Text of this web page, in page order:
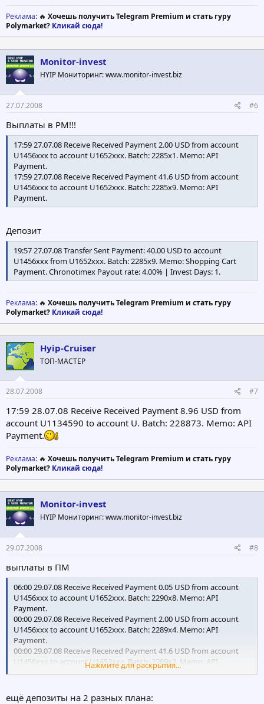
Реклама: 🔥 Хочешь получить Telegram Premium и стать гуру
Polymarket? Кликай сюда!
Monitor-invest
HYIP Мониторинг: www.monitor-invest.biz
27.07.2008 #6
Выплаты в PM!!!
17:59 27.07.08 Receive Received Payment 2.00 USD from account
U1456xxx to account U1652xxx. Batch: 2285x1. Memo: API
Payment.
17:59 27.07.08 Receive Received Payment 41.6 USD from account
U1456xxx to account U1652xxx. Batch: 2285x9. Memo: API
Payment.
Депозит
19:57 27.07.08 Transfer Sent Payment: 40.00 USD to account
U1456xxx from U1652xxx. Batch: 2285x9. Memo: Shopping Cart
Payment. Chronotimex Payout rate: 4.00% | Invest Days: 1.
Реклама: 🔥 Хочешь получить Telegram Premium и стать гуру
Polymarket? Кликай сюда!
Hyip-Cruiser
ТОП-МАСТЕР
28.07.2008 #7
17:59 28.07.08 Receive Received Payment 8.96 USD from
account U1134590 to account U. Batch: 228873. Memo: API
Payment.
Реклама: 🔥 Хочешь получить Telegram Premium и стать гуру
Polymarket? Кликай сюда!
Monitor-invest
HYIP Мониторинг: www.monitor-invest.biz
29.07.2008 #8
выплаты в ПМ
06:00 29.07.08 Receive Received Payment 0.05 USD from account
U1456xxx to account U1652xxx. Batch: 2290x8. Memo: API
Payment.
00:00 29.07.08 Receive Received Payment 2.00 USD from account
U1456xxx to account U1652xxx. Batch: 2289x4. Memo: API
Payment.
00:00 29.07.08 Receive Received Payment 41.6 USD from account
U1456xxx to account U1652xxx. Batch: 2289x2. Memo: API
Payment.
Нажмите для раскрытия...
ещё депозиты на 2 разных плана: